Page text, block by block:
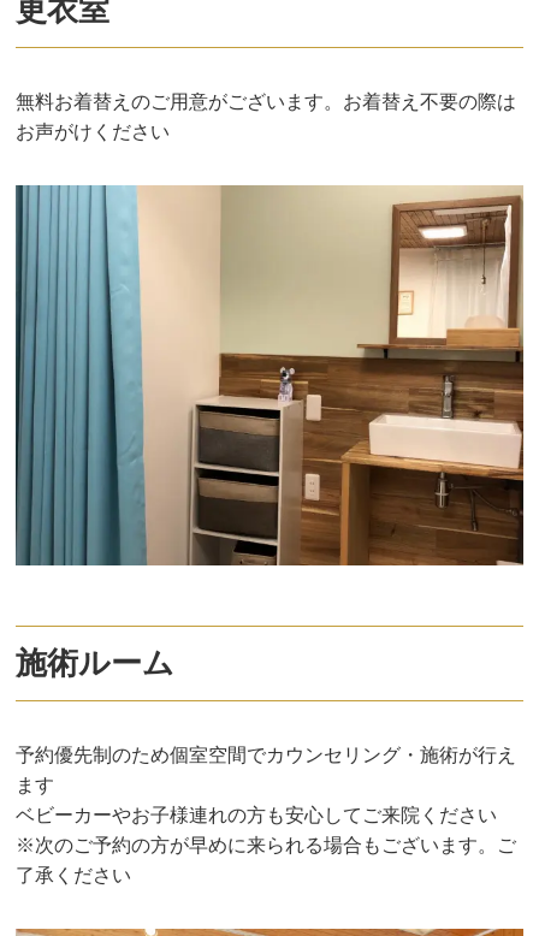
更衣室
無料お着替えのご用意がございます。お着替え不要の際は
お声がけください
施術ルーム
予約優先制のため個室空間でカウンセリング・施術が行え
ます
ベビーカーやお子様連れの方も安心してご来院ください
※次のご予約の方が早めに来られる場合もございます。ご
了承ください